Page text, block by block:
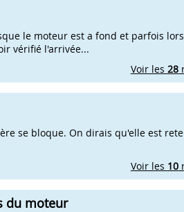
le moteur est a fond et parfois
vérifié l'arrivée...
Voir les 28
se bloque. On dirais qu'elle est
Voir les 10
du moteur